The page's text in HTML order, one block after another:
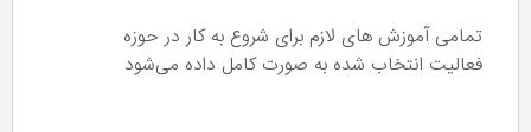
تمامی آموزش های لازم برای شروع به کار در حوزه
فعالیت انتخاب شده به صورت کامل داده می‌شود